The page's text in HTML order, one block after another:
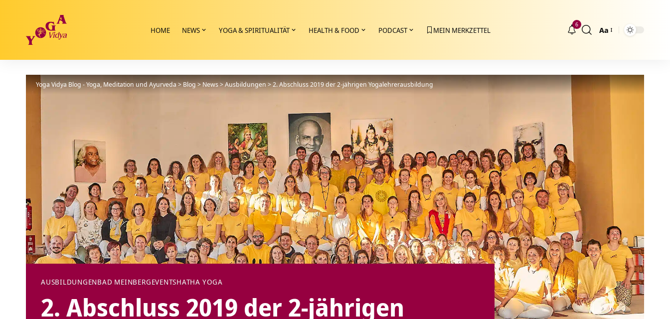
HOME NEWS YOGA & SPIRITUALITÄT HEALTH & FOOD PODCAST MEIN MERKZETTEL
6
Größenänderung
Aa
Yoga Vidya Blog - Yoga, Meditation und Ayurveda>Blog>News>Ausbildungen>2. Abschluss 2019 der 2-jährigen Yogalehrerausbildung
AUSBILDUNGENBAD MEINBERGEVENTSHATHA YOGA
2. Abschluss 2019 der 2-jährigen